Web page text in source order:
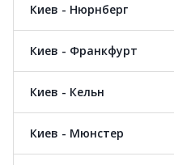
Киев - Нюрнберг
Киев - Франкфурт
Киев - Кельн
Киев - Мюнстер